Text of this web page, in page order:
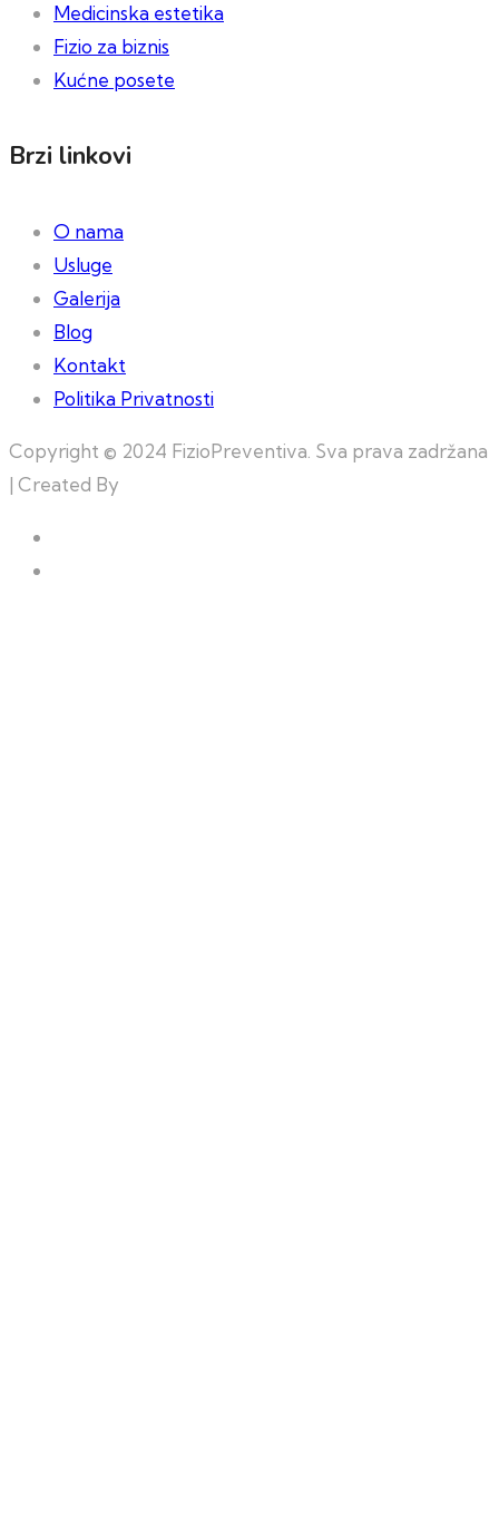
Medicinska estetika
Fizio za biznis
Kućne posete
Brzi linkovi
O nama
Usluge
Galerija
Blog
Kontakt
Politika Privatnosti
Copyright © 2024 FizioPreventiva. Sva prava zadržana
| Created By